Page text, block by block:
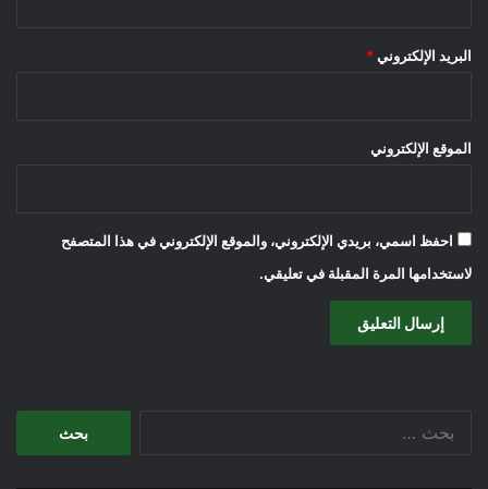
البريد الإلكتروني *
الموقع الإلكتروني
احفظ اسمي، بريدي الإلكتروني، والموقع الإلكتروني في هذا المتصفح
لاستخدامها المرة المقبلة في تعليقي.